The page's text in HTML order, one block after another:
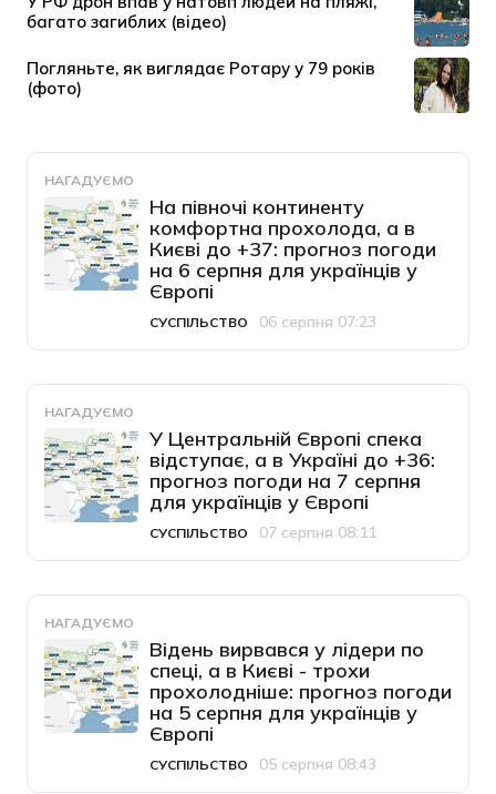
НАГАДУЄМО
На півночі континенту
комфортна прохолода, а в
Києві до +37: прогноз погоди
на 6 серпня для українців у
Європі
Категорія
СУСПІЛЬСТВО
Дата публікації06 серпня 07:23
НАГАДУЄМО
У Центральній Європі спека
відступає, а в Україні до +36:
прогноз погоди на 7 серпня
для українців у Європі
Категорія
СУСПІЛЬСТВО
Дата публікації07 серпня 08:11
НАГАДУЄМО
Відень вирвався у лідери по
спеці, а в Києві - трохи
прохолодніше: прогноз погоди
на 5 серпня для українців у
Європі
Категорія
СУСПІЛЬСТВО
Дата публікації05 серпня 08:43